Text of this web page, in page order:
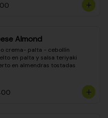
Almond
crema- palta - cebollín
en palta y salsa teriyaki
en almendras tostadas